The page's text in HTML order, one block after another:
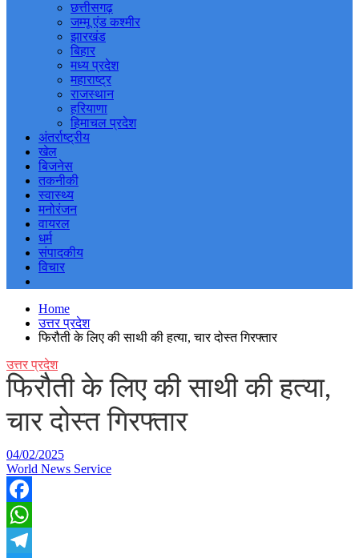
छत्तीसगढ़
जम्मू एंड कश्मीर
झारखंड
बिहार
मध्य प्रदेश
महाराष्ट्र
राजस्थान
हरियाणा
हिमाचल प्रदेश
अंतर्राष्ट्रीय
खेल
बिजनेस
तकनीकी
स्वास्थ्य
मनोरंजन
वायरल
धर्म
संपादकीय
विचार
Home
उत्तर प्रदेश
फिरौती के लिए की साथी की हत्या, चार दोस्त गिरफ्तार
उत्तर प्रदेश
फिरौती के लिए की साथी की हत्या,
चार दोस्त गिरफ्तार
04/02/2025
World News Service
Facebook
WhatsApp